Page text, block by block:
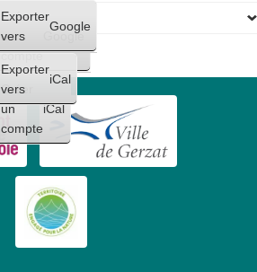
Créer
un
compte
Google
Créer
un
compte
iCal
Exporter
vers
Google
Exporter
vers
iCal